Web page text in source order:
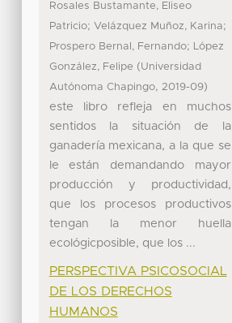
Rosales Bustamante, Eliseo
Patricio; Velázquez Muñoz, Karina;
Prospero Bernal, Fernando; López
González, Felipe (Universidad
Autónoma Chapingo, 2019-09)
este libro refleja en muchos
sentidos la situación de la
ganadería mexicana, a la que se
le están demandando mayor
producción y productividad,
que los procesos productivos
tengan la menor huella
ecológicposible, que los ...
PERSPECTIVA PSICOSOCIAL
DE LOS DERECHOS
HUMANOS